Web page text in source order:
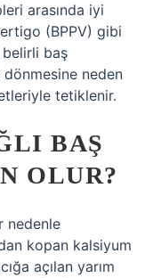
arasında iyi
(BPPV) gibi
belirli baş
neden
tetiklenir.
BAŞ
OLUR?
nedenle
kopan kalsiyum
açılan yarım